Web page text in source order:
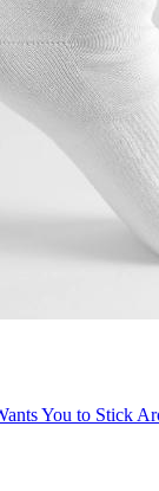
You to Stick